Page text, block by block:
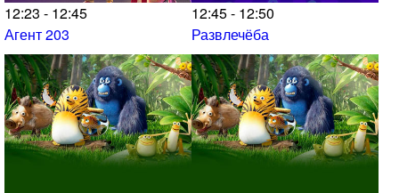
12:23 - 12:45
Агент 203
12:45 - 12:50
Развлечёба